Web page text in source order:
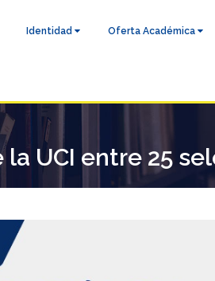
Identidad Oferta Académica
la UCI entre 25